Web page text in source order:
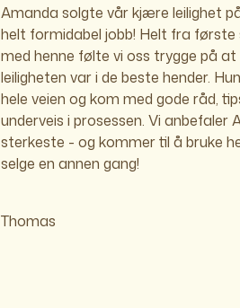
Amanda solgte vår kjære leilighet
helt formidabel jobb! Helt fra første
med henne følte vi oss trygge på
leiligheten var i de beste hender.
hele veien og kom med gode råd,
underveis i prosessen. Vi anbefaler
sterkeste - og kommer til å bruke
selge en annen gang!
Thomas